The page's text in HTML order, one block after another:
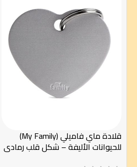
قلادة ماي فاميلي (My Family)
للحيوانات الأليفة – شكل قلب رمادي